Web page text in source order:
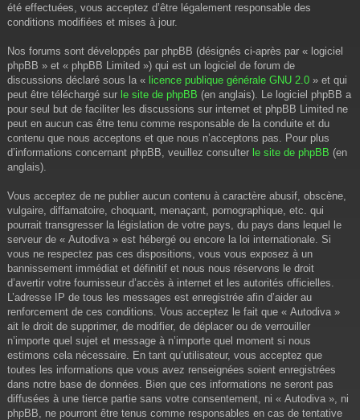
été effectuées, vous acceptez d’être légalement responsable des
conditions modifiées et mises à jour.
Nos forums sont développés par phpBB (désignés ci-après par « logiciel
phpBB » et « phpBB Limited ») qui est un logiciel de forum de
discussions déclaré sous la « licence publique générale GNU 2.0 » et qui
peut être téléchargé sur le site de phpBB (en anglais). Le logiciel phpBB a
pour seul but de faciliter les discussions sur internet et phpBB Limited ne
peut en aucun cas être tenu comme responsable de la conduite et du
contenu que nous acceptons et que nous n’acceptons pas. Pour plus
d’informations concernant phpBB, veuillez consulter le site de phpBB (en
anglais).
Vous acceptez de ne publier aucun contenu à caractère abusif, obscène,
vulgaire, diffamatoire, choquant, menaçant, pornographique, etc. qui
pourrait transgresser la législation de votre pays, du pays dans lequel le
serveur de « Autodiva » est hébergé ou encore la loi internationale. Si
vous ne respectez pas ces dispositions, vous vous exposez à un
bannissement immédiat et définitif et nous nous réservons le droit
d’avertir votre fournisseur d’accès à internet et les autorités officielles.
L’adresse IP de tous les messages est enregistrée afin d’aider au
renforcement de ces conditions. Vous acceptez le fait que « Autodiva »
ait le droit de supprimer, de modifier, de déplacer ou de verrouiller
n’importe quel sujet et message à n’importe quel moment si nous
estimons cela nécessaire. En tant qu’utilisateur, vous acceptez que
toutes les informations que vous avez renseignées soient enregistrées
dans notre base de données. Bien que ces informations ne seront pas
diffusées à une tierce partie sans votre consentement, ni « Autodiva », ni
phpBB, ne pourront être tenus comme responsables en cas de tentative